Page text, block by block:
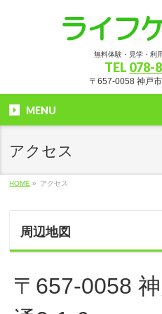
無料体験・見学・利
TEL 078-
〒657-0058 神戸
MENU
アクセス
HOME » アクセス
周辺地図
〒657-0058